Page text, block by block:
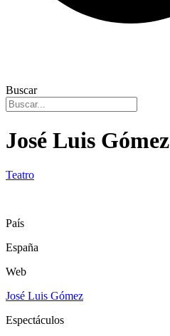
Buscar
José Luis Gómez
Teatro
País
España
Web
José Luis Gómez
Espectáculos